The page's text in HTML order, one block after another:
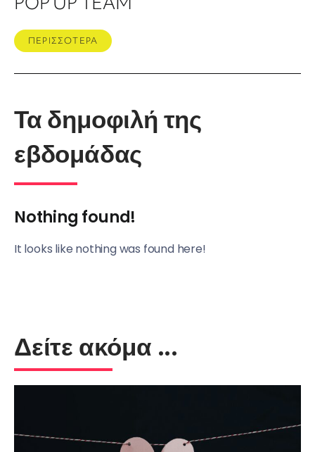
ΠΕΡΙΣΣΟΤΕΡΑ
Τα δημοφιλή της
εβδομάδας
Nothing found!
It looks like nothing was found here!
Δείτε ακόμα ...